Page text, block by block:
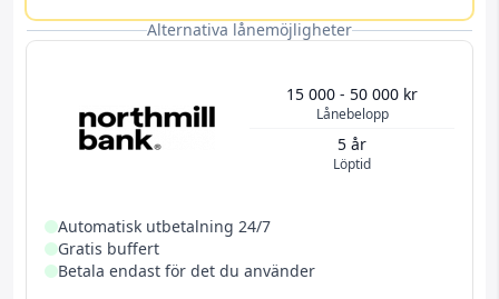
Alternativa lånemöjligheter
Lånebelopp
15 000 - 50 000 kr
Löptid
5 år
Automatisk utbetalning 24/7
Gratis buffert
Betala endast för det du använder